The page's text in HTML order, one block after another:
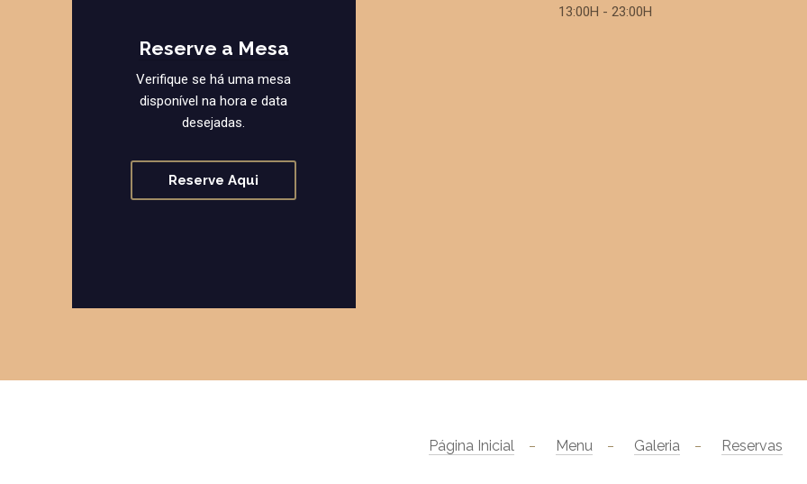
Reserve a Mesa
Verifique se há uma mesa
disponível na hora e data
desejadas.
Reserve Aqui
13:00H - 23:00H
Página Inicial Menu Galeria Reservas